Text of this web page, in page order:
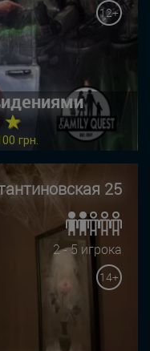
12+
★
грн.
25
2 - 5 игрока
14+